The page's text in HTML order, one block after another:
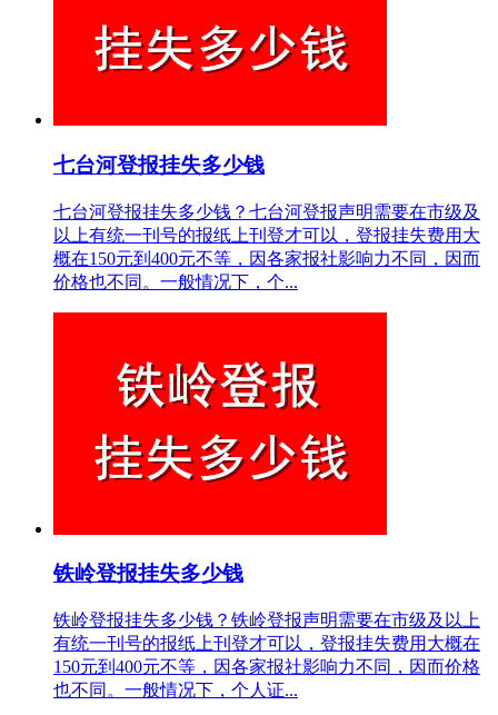
七台河登报挂失多少钱
七台河登报挂失多少钱？七台河登报声明需要在市级及
以上有统一刊号的报纸上刊登才可以，登报挂失费用大
概在150元到400元不等，因各家报社影响力不同，因而
价格也不同。一般情况下，个...
铁岭登报挂失多少钱
铁岭登报挂失多少钱？铁岭登报声明需要在市级及以上
有统一刊号的报纸上刊登才可以，登报挂失费用大概在
150元到400元不等，因各家报社影响力不同，因而价格
也不同。一般情况下，个人证...